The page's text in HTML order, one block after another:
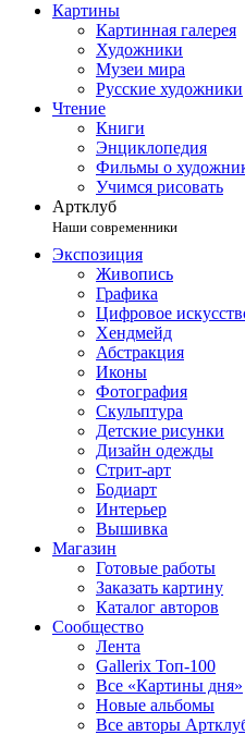
Картины
Картинная галерея
Художники
Музеи мира
Русские художники
Чтение
Книги
Энциклопедия
Фильмы о
Учимся рисовать
Артклуб
Наши современники
Экспозиция
Живопись
Графика
Цифровое
Хендмейд
Абстракция
Иконы
Фотография
Скульптура
Детские рисунки
Дизайн одежды
Стрит-арт
Бодиарт
Интерьер
Вышивка
Магазин
Готовые работы
Заказать картину
Каталог авторов
Сообщество
Лента
Gallerix Топ-100
Все «Картины дня»
Новые альбомы
Все авторы